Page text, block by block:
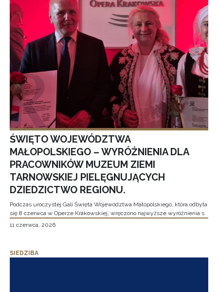
ŚWIĘTO WOJEWÓDZTWA
MAŁOPOLSKIEGO – WYRÓŻNIENIA DLA
PRACOWNIKÓW MUZEUM ZIEMI
TARNOWSKIEJ PIELĘGNUJĄCYCH
DZIEDZICTWO REGIONU.
Podczas uroczystej Gali Święta Województwa Małopolskiego, która odbyła
się 8 czerwca w Operze Krakowskiej, wręczono najwyższe wyróżnienia s
11 czerwca, 2026
SIEDZIBA